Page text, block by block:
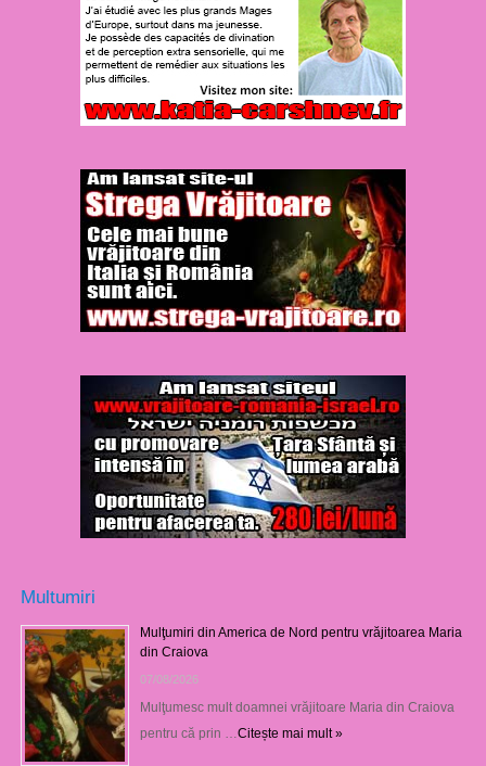
Multumiri
Mulţumiri din America de Nord pentru vrăjitoarea Maria
din Craiova
07/08/2026
Mulţumesc mult doamnei vrăjitoare Maria din Craiova
pentru că prin …Citește mai mult »